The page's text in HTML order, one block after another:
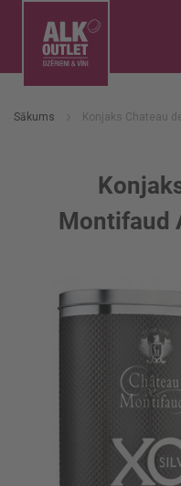
Sākums Konjaks Chateau
Montifaud
galerijas
beigām